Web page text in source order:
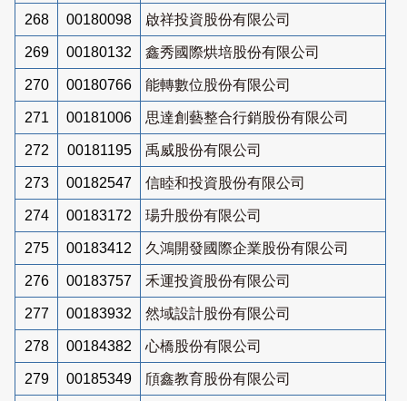
268 00180098 啟祥投資股份有限公司
269 00180132 鑫秀國際烘培股份有限公司
270 00180766 能轉數位股份有限公司
271 00181006 思達創藝整合行銷股份有限公司
272 00181195 禹威股份有限公司
273 00182547 信睦和投資股份有限公司
274 00183172 瑒升股份有限公司
275 00183412 久鴻開發國際企業股份有限公司
276 00183757 禾運投資股份有限公司
277 00183932 然域設計股份有限公司
278 00184382 心橋股份有限公司
279 00185349 頎鑫教育股份有限公司